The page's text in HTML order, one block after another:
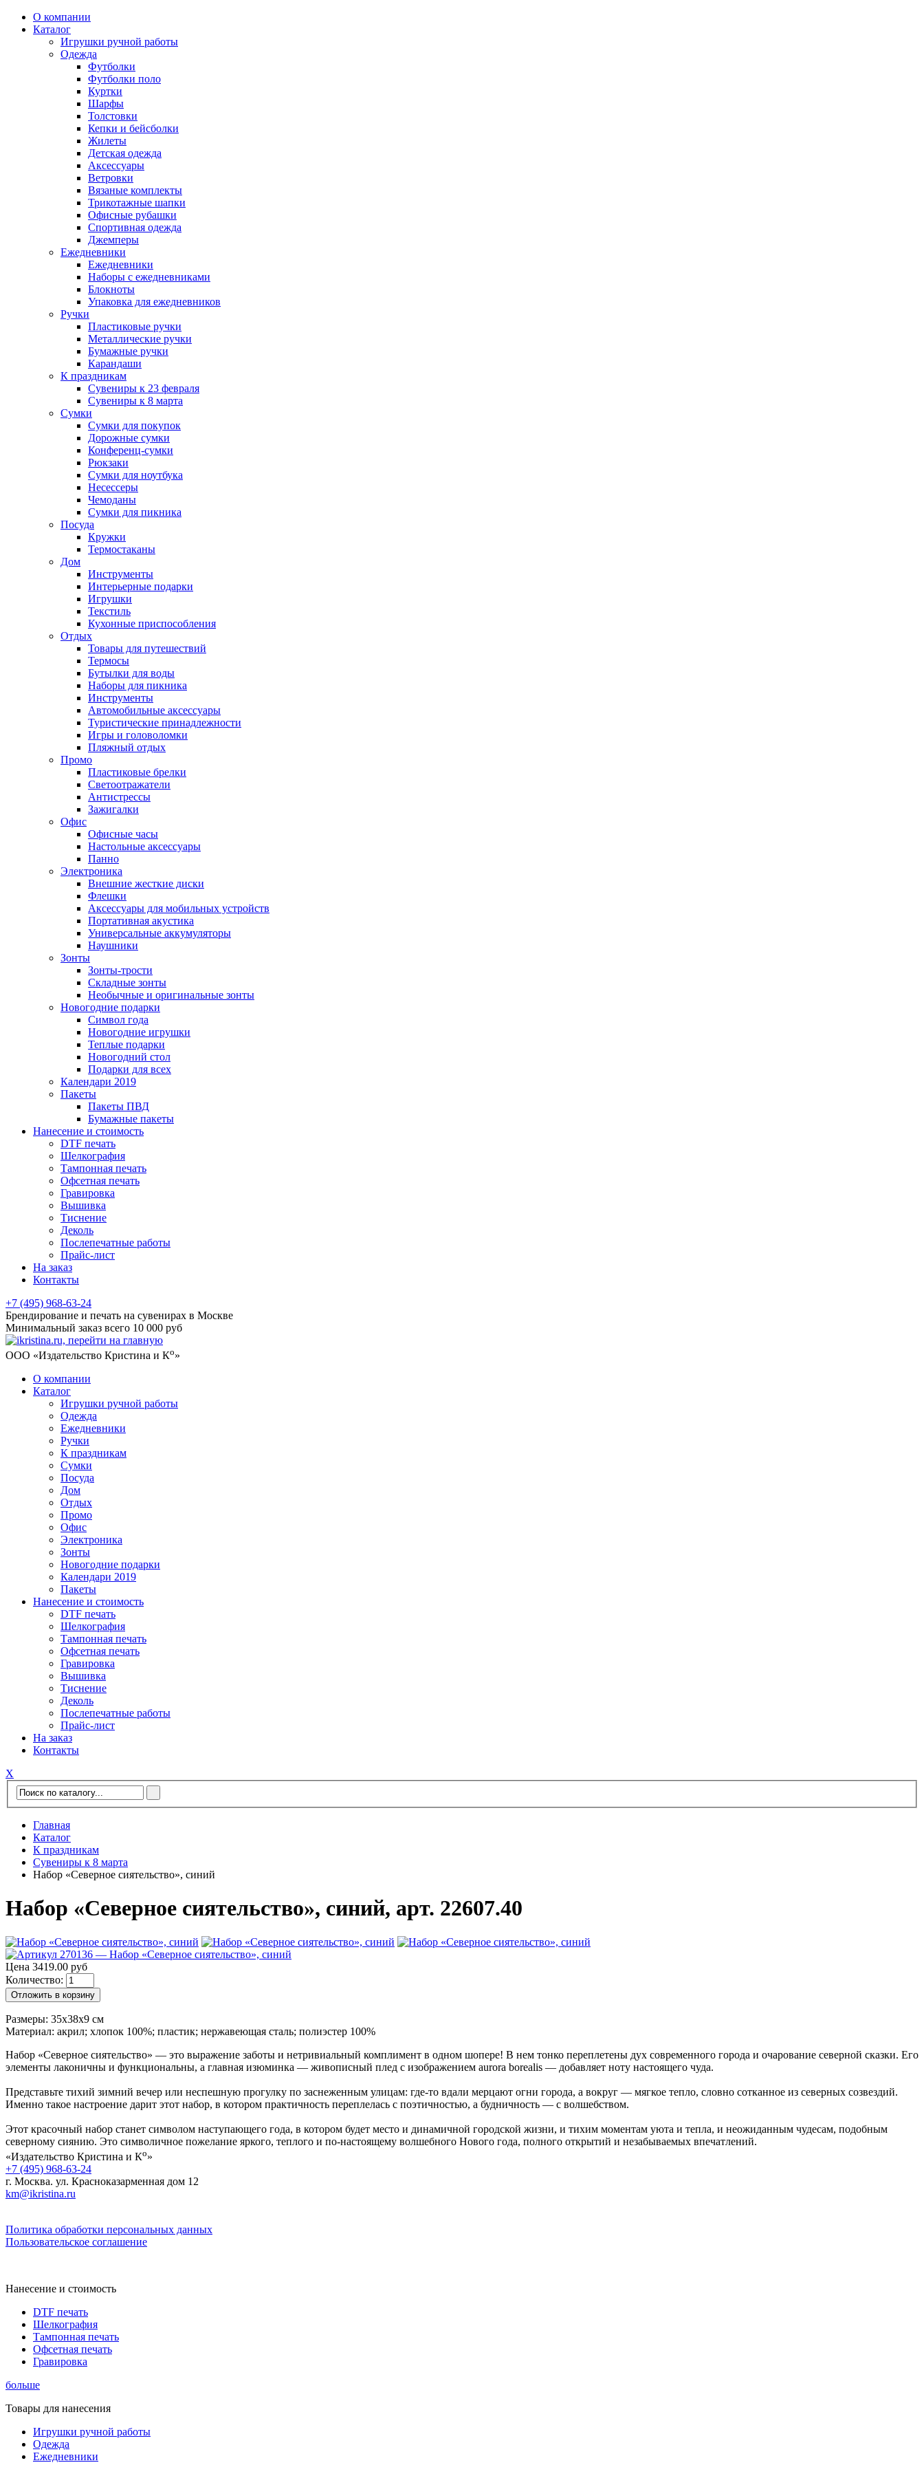
О компании
Каталог
Игрушки ручной работы
Одежда
Футболки
Футболки поло
Куртки
Шарфы
Толстовки
Кепки и бейсболки
Жилеты
Детская одежда
Аксессуары
Ветровки
Вязаные комплекты
Трикотажные шапки
Офисные рубашки
Спортивная одежда
Джемперы
Ежедневники
Ежедневники
Наборы с ежедневниками
Блокноты
Упаковка для ежедневников
Ручки
Пластиковые ручки
Металлические ручки
Бумажные ручки
Карандаши
К праздникам
Сувениры к 23 февраля
Сувениры к 8 марта
Сумки
Сумки для покупок
Дорожные сумки
Конференц-сумки
Рюкзаки
Сумки для ноутбука
Несессеры
Чемоданы
Сумки для пикника
Посуда
Кружки
Термостаканы
Дом
Инструменты
Интерьерные подарки
Игрушки
Текстиль
Кухонные приспособления
Отдых
Товары для путешествий
Термосы
Бутылки для воды
Наборы для пикника
Инструменты
Автомобильные аксессуары
Туристические принадлежности
Игры и головоломки
Пляжный отдых
Промо
Пластиковые брелки
Светоотражатели
Антистрессы
Зажигалки
Офис
Офисные часы
Настольные аксессуары
Панно
Электроника
Внешние жесткие диски
Флешки
Аксессуары для мобильных устройств
Портативная акустика
Универсальные аккумуляторы
Наушники
Зонты
Зонты-трости
Складные зонты
Необычные и оригинальные зонты
Новогодние подарки
Символ года
Новогодние игрушки
Теплые подарки
Новогодний стол
Подарки для всех
Календари 2019
Пакеты
Пакеты ПВД
Бумажные пакеты
Нанесение и стоимость
DTF печать
Шелкография
Тампонная печать
Офсетная печать
Гравировка
Вышивка
Тиснение
Деколь
Послепечатные работы
Прайс-лист
На заказ
Контакты
+7 (495) 968-63-24
Брендирование и печать на сувенирах в Москве
Минимальный заказ всего 10 000 руб
ООО «Издательство Кристина и Ко»
О компании
Каталог
Игрушки ручной работы
Одежда
Ежедневники
Ручки
К праздникам
Сумки
Посуда
Дом
Отдых
Промо
Офис
Электроника
Зонты
Новогодние подарки
Календари 2019
Пакеты
Нанесение и стоимость
DTF печать
Шелкография
Тампонная печать
Офсетная печать
Гравировка
Вышивка
Тиснение
Деколь
Послепечатные работы
Прайс-лист
На заказ
Контакты
Х
Главная
Каталог
К праздникам
Сувениры к 8 марта
Набор «Северное сиятельство», синий
Набор «Северное сиятельство», синий, арт. 22607.40
Цена 3419.00 руб
Количество:
Отложить в корзину
Размеры: 35х38х9 см
Материал: акрил; хлопок 100%; пластик; нержавеющая сталь; полиэстер 100%
Набор «Северное сиятельство» — это выражение заботы и нетривиальный комплимент в одном шопере! В нем тонко переплетены дух современного города и очарование северной сказки. Его
элементы лаконичны и функциональны, а главная изюминка — живописный плед с изображением aurora borealis — добавляет ноту настоящего чуда.
Представьте тихий зимний вечер или неспешную прогулку по заснеженным улицам: где‑то вдали мерцают огни города, а вокруг — мягкое тепло, словно сотканное из северных созвездий.
Именно такое настроение дарит этот набор, в котором практичность переплелась с поэтичностью, а будничность — с волшебством.
Этот красочный набор станет символом наступающего года, в котором будет место и динамичной городской жизни, и тихим моментам уюта и тепла, и неожиданным чудесам, подобным
северному сиянию. Это символичное пожелание яркого, теплого и по‑настоящему волшебного Нового года, полного открытий и незабываемых впечатлений.
«Издательство Кристина и Ко»
+7 (495) 968-63-24
г. Москва. ул. Красноказарменная дом 12
km@ikristina.ru
Политика обработки персональных данных
Пользовательское соглашение
Нанесение и стоимость
DTF печать
Шелкография
Тампонная печать
Офсетная печать
Гравировка
больше
Товары для нанесения
Игрушки ручной работы
Одежда
Ежедневники